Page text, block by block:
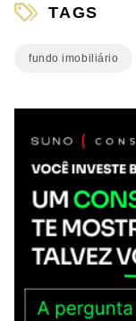
TAGS
fundo imobiliário